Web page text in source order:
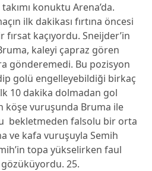
konuktu Arena’da.
ilk dakikası fırtına öncesi
kaçıyordu. Sneijder’in
kaleyi çapraz gören
gönderemedi. Bu pozisyon
golü engelleyebildiği birkaç
10 dakika dolmadan gol
köşe vuruşunda Bruma ile
bekletmeden falsolu bir orta
ve kafa vuruşuyla Semih
topa yükselirken faul
gözüküyordu. 25.